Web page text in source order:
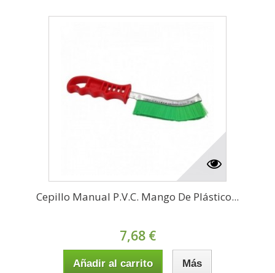
Cepillo Manual P.V.C. Mango De Plástico...
7,68 €
Añadir al carrito Más